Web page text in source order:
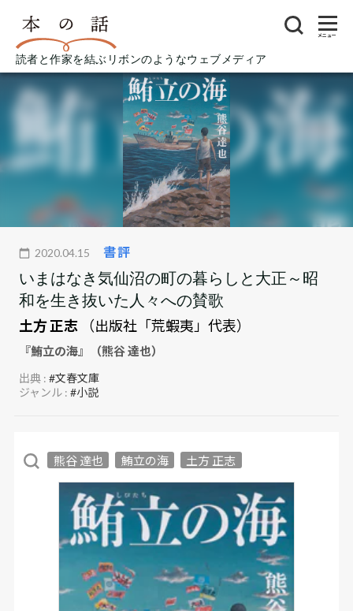
読者と作家を結ぶリボンのようなウェブメディア
メニュー
2020.04.15 書評
いまはなき気仙沼の町の暮らしと大正～昭
和を生き抜いた人々への賛歌
土方 正志
（出版社「荒蝦夷」代表）
『鮪立の海』（熊谷 達也）
出典 :#文春文庫
ジャンル :#小説
熊谷 達也 鮪立の海 土方 正志